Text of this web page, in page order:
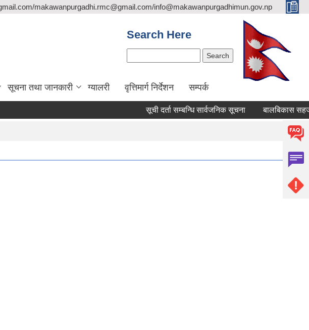
makawanpurgadhi.rmc@gmail.com/info@makawanpurgadhimun.gov.np
Search Here
सूचना तथा जानकारी ग्यालरी वृत्तिमार्ग निर्देशन सम्पर्क
सूची दर्ता सम्बन्धि सार्वजनिक सूचना बालबिकास सहजकर्ता